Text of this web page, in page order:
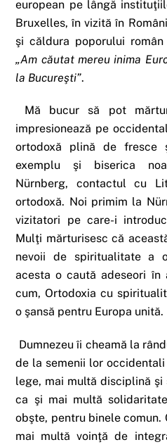
european pe lângă
Bruxelles, în vizită în
şi căldura poporului
„Am căutat mereu inima
la Bucureşti”.
Mă bucur să pot
impresionează pe
ortodoxă plină de fresce
exemplu şi biserica
Nürnberg, contactul cu
ortodoxă. Noi primim la
vizitatori pe care-i
Mulţi mărturisesc că
nevoii de spiritualitate a
acesta o caută adeseori în
cum, Ortodoxia cu
o şansă pentru Europa unită.
Dumnezeu îi cheamă la
de la semenii lor
lege, mai multă disciplină
ca şi mai multă
obşte, pentru binele comun.
mai multă voinţă de